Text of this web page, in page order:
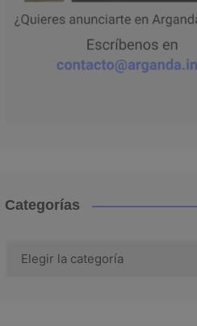
Categorías